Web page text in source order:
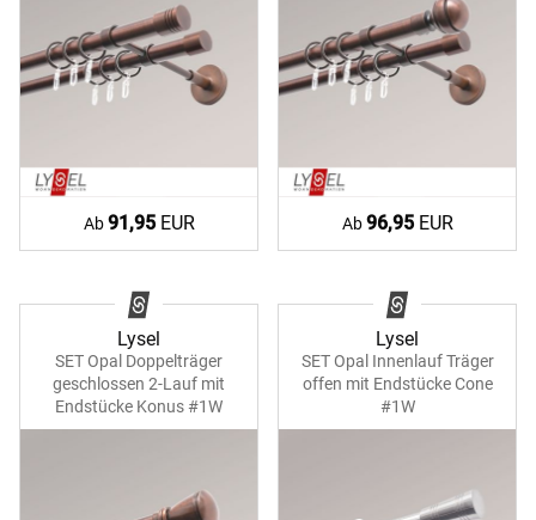
Ab91,95EUR Ab96,95EUR
Lysel
SET Opal Doppelträger
geschlossen 2-Lauf mit
Endstücke Konus #1W
Lysel
SET Opal Innenlauf Träger
offen mit Endstücke Cone
#1W